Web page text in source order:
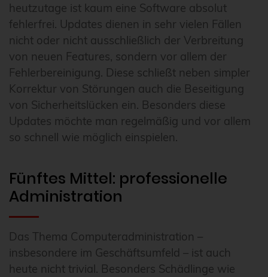
heutzutage ist kaum eine Software absolut
fehlerfrei. Updates dienen in sehr vielen Fällen
nicht oder nicht ausschließlich der Verbreitung
von neuen Features, sondern vor allem der
Fehlerbereinigung. Diese schließt neben simpler
Korrektur von Störungen auch die Beseitigung
von Sicherheitslücken ein. Besonders diese
Updates möchte man regelmäßig und vor allem
so schnell wie möglich einspielen.
Fünftes Mittel: professionelle
Administration
Das Thema Computeradministration –
insbesondere im Geschäftsumfeld – ist auch
heute nicht trivial. Besonders Schädlinge wie